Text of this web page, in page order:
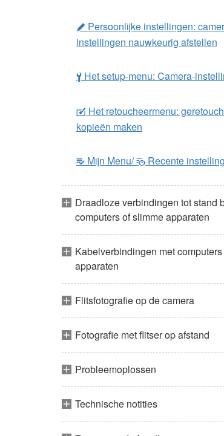
A Persoonlijke instellingen:
instellingen nauwkeurig afstellen
B Het setup-menu: Camera-
N Het retoucheermenu:
kopieën maken
O Mijn Menu/m Recente
Draadloze verbindingen tot stand
computers of slimme apparaten
Kabelverbindingen met
apparaten
Flitsfotografie op de camera
Fotografie met flitser op afstand
Probleemoplossen
Technische notities